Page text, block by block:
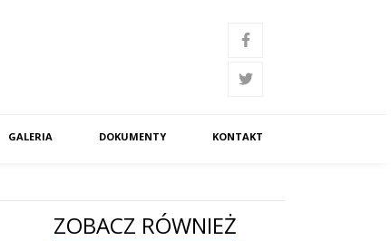
GALERIA DOKUMENTY KONTAKT
ZOBACZ RÓWNIEŻ